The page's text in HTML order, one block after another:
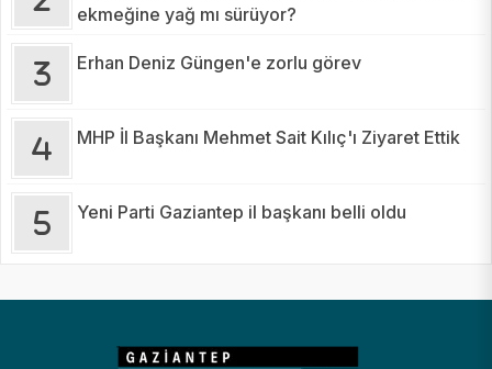
ekmeğine yağ mı sürüyor?
Erhan Deniz Güngen'e zorlu görev
MHP İl Başkanı Mehmet Sait Kılıç'ı Ziyaret Ettik
Yeni Parti Gaziantep il başkanı belli oldu